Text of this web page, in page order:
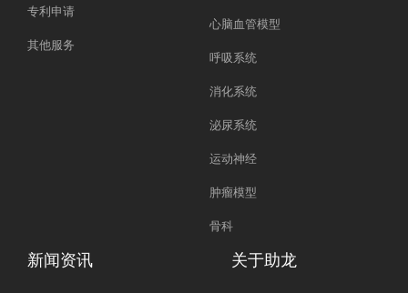
专利申请
其他服务
心脑血管模型
呼吸系统
消化系统
泌尿系统
运动神经
肿瘤模型
骨科
新闻资讯 关于助龙